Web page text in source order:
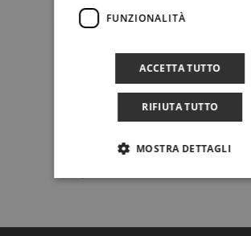
FUNZIONALITÀ
ACCETTA TUTTO
RIFIUTA TUTTO
MOSTRA DETTAGLI